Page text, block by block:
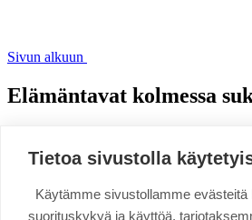
Sivun alkuun
Elämäntavat kolmessa
Evästeasetukset
Elämäntavat kolmessa sukupolvessa
Tietoa sivustolla
Käytämme sivustollamme
suorituskykyä ja käyttöä,